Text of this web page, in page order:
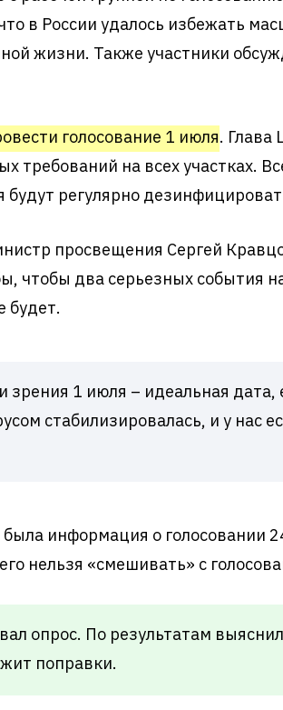
в России удалось избежать
жизни. Также участники
голосование 1 июля. Глава
требований на всех участках.
регулярно
просвещения Сергей
чтобы два серьезных события
будет.
зрения 1 июля – идеальная дата,
стабилизировалась, и у нас
информация о голосовании
нельзя «смешивать» с
опрос. По результатам
поправки.